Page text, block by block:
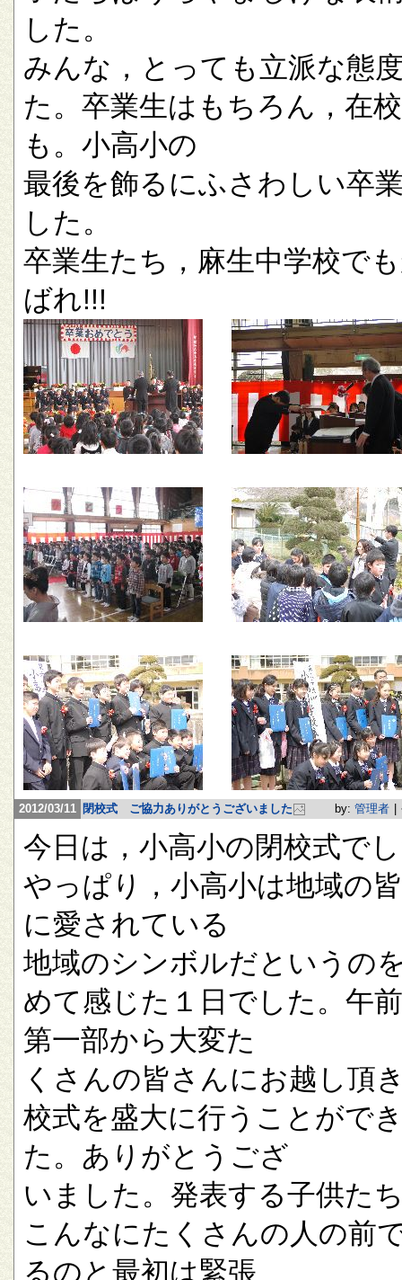
した。
みんな，とっても立派な態
た。卒業生はもちろん，在
も。小高小の
最後を飾るにふさわしい卒
した。
卒業生たち，麻生中学校で
ばれ!!!
2012/03/11 閉校式 ご協力ありがとうございました by: 管理者
今日は，小高小の閉校式で
やっぱり，小高小は地域の
に愛されている
地域のシンボルだというの
めて感じた１日でした。午
第一部から大変た
くさんの皆さんにお越し頂
校式を盛大に行うことがで
た。ありがとうござ
いました。発表する子供た
こんなにたくさんの人の前
るのと最初は緊張